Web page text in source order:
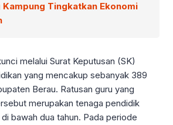
Tingkatkan Ekonomi
melalui Surat Keputusan (SK)
yang mencakup sebanyak 389
Berau. Ratusan guru yang
merupakan tenaga pendidik
bawah dua tahun. Pada periode